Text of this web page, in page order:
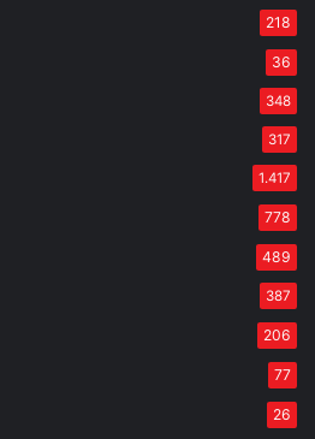
218
36
348
317
1.417
778
489
387
206
77
26